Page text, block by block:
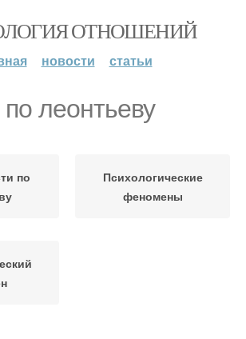
ОТНОШЕНИЙ
новости статьи
леонтьеву
по
Психологические
феномены